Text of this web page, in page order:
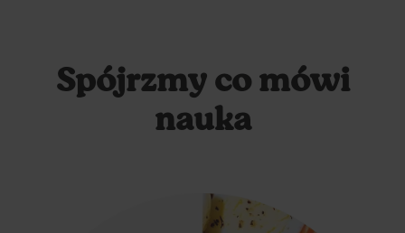
Spójrzmy co mówi
nauka